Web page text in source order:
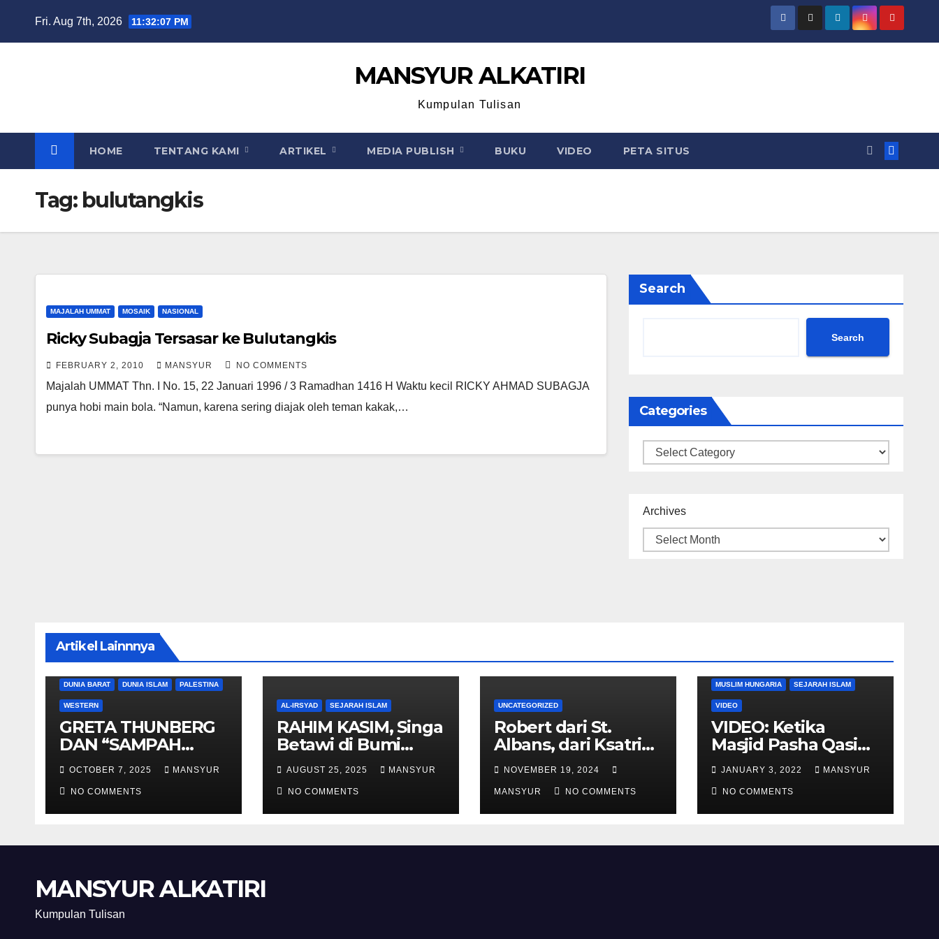
Fri. Aug 7th, 2026 11:32:07 PM
MANSYUR ALKATIRI
Kumpulan Tulisan
HOME TENTANG KAMI ARTIKEL MEDIA PUBLISH BUKU VIDEO PETA SITUS
Tag: bulutangkis
MAJALAH UMMAT MOSAIK NASIONAL
Ricky Subagja Tersasar ke Bulutangkis
FEBRUARY 2, 2010 MANSYUR NO COMMENTS
Majalah UMMAT Thn. I No. 15, 22 Januari 1996 / 3 Ramadhan 1416 H Waktu kecil RICKY AHMAD SUBAGJA
punya hobi main bola. “Namun, karena sering diajak oleh teman kakak,…
Search
Search
Categories
Categories
Archives
Artikel Lainnnya
DUNIA BARAT DUNIA ISLAM PALESTINA
WESTERN
GRETA THUNBERG
DAN “SAMPAH
BERSORBAN”
OCTOBER 7, 2025 MANSYUR
NO COMMENTS
AL-IRSYAD SEJARAH ISLAM
RAHIM KASIM, Singa
Betawi di Bumi
Andalas
AUGUST 25, 2025 MANSYUR
NO COMMENTS
UNCATEGORIZED
Robert dari St.
Albans, dari Ksatria
Templar Menjadi
Komandan Pasukan
Shalahuddin
Merebut Kembali
NOVEMBER 19, 2024
MANSYUR NO COMMENTS
DUNIA BARAT DUNIA ISLAM
MUSLIM HUNGARIA SEJARAH ISLAM
VIDEO
VIDEO: Ketika
Masjid Pasha Qasim
Diubah Menjadi
Gereja Katolik di
Pecs, Hungaria
JANUARY 3, 2022 MANSYUR
NO COMMENTS
MANSYUR ALKATIRI
Kumpulan Tulisan